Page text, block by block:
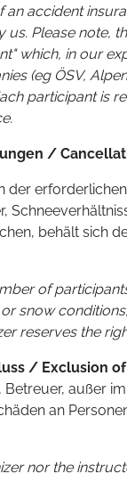
an accident
us. Please note,
which, in our
(eg ÖSV,
participant is
/
der
behält sich
of
snow
reserves the
/ Exclusion
Betreuer, außer
an
nor the